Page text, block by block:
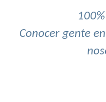
Conocer gente